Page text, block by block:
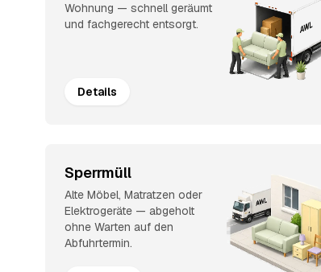
Wohnung — schnell geräumt
und fachgerecht entsorgt.
Details
Sperrmüll
Alte Möbel, Matratzen oder
Elektrogeräte — abgeholt
ohne Warten auf den
Abfuhrtermin.